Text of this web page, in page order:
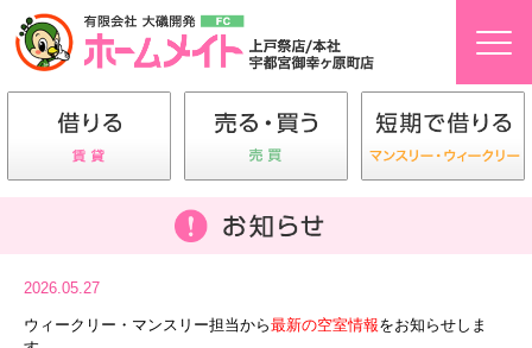
2026.05.27
ウィークリー・マンスリー担当から最新の空室情報をお知らせしま